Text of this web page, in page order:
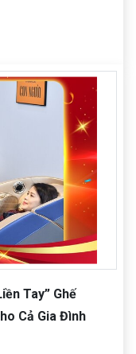
Tay” Ghế
Cả Gia Đình